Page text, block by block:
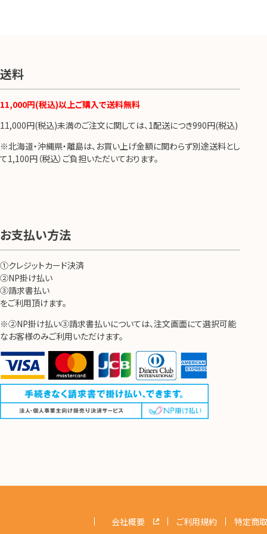
送料
11,000円(税込)以上ご購入で送料無料
11,000円(税込)未満のご注文に関しては、1配送につき990円(税込)
※北海道・沖縄県・離島は、お買い上げ金額に関わらず別途送料とし
て1,100円（税込）ご負担いただいております。
お支払い方法
①クレジットカード決済
②NP掛け払い
③請求書払い
をご利用頂けます。
※②NP掛け払い③請求書払いについては、注文画面にて選択可能
なお客様のみご利用いただけます。
会社概要 ご利用規約 特定商